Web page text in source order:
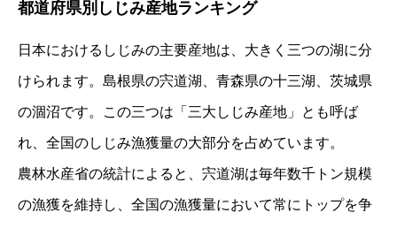
都道府県別しじみ産地ランキング
日本におけるしじみの主要産地は、大きく三つの湖に分
けられます。島根県の宍道湖、青森県の十三湖、茨城県
の涸沼です。この三つは「三大しじみ産地」とも呼ば
れ、全国のしじみ漁獲量の大部分を占めています。
農林水産省の統計によると、宍道湖は毎年数千トン規模
の漁獲を維持し、全国の漁獲量において常にトップを争
宍道湖しじみの特徴と読み方
昭和から平成にかけての漁獲量の変化
近年の漁獲量の減少と回復傾向
漁獲量データの最新情報
全国のしじみ漁獲量ランキングと宍道湖の位置づけ
宍道湖と他の主要産地との比較